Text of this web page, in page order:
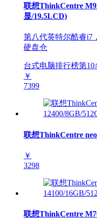
联想ThinkCentre
显/19.5LCD)
第八代英特尔酷睿i7
硬盘仓
台式电脑排行榜第10
￥
7399
联想ThinkCentre
￥
3298
联想ThinkCentre